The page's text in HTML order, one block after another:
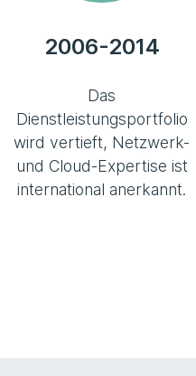
2006-2014
Das
Dienstleistungsportfolio
wird vertieft, Netzwerk-
und Cloud-Expertise ist
international anerkannt.